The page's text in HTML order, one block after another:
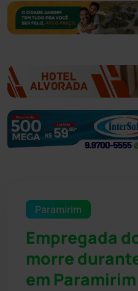
Paramirim
Empregada
morre
em Paramirim